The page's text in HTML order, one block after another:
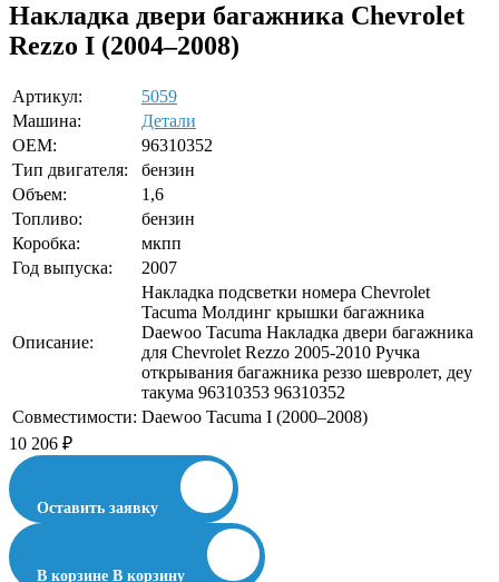
Накладка двери багажника Chevrolet
Rezzo I (2004–2008)
Артикул:
5059
Машина:
Детали
OEM:
96310352
Тип двигателя:
бензин
Объем:
1,6
Топливо:
бензин
Коробка:
мкпп
Год выпуска:
2007
Описание:
Накладка подсветки номера Chevrolet
Tacuma Молдинг крышки багажника
Daewoo Tacuma Накладка двери багажника
для Chevrolet Rezzo 2005-2010 Ручка
открывания багажника реззо шевролет, деу
такума 96310353 96310352
Совместимости: Daewoo Tacuma I (2000–2008)
10 206 ₽
Оставить заявку
В корзине В корзину